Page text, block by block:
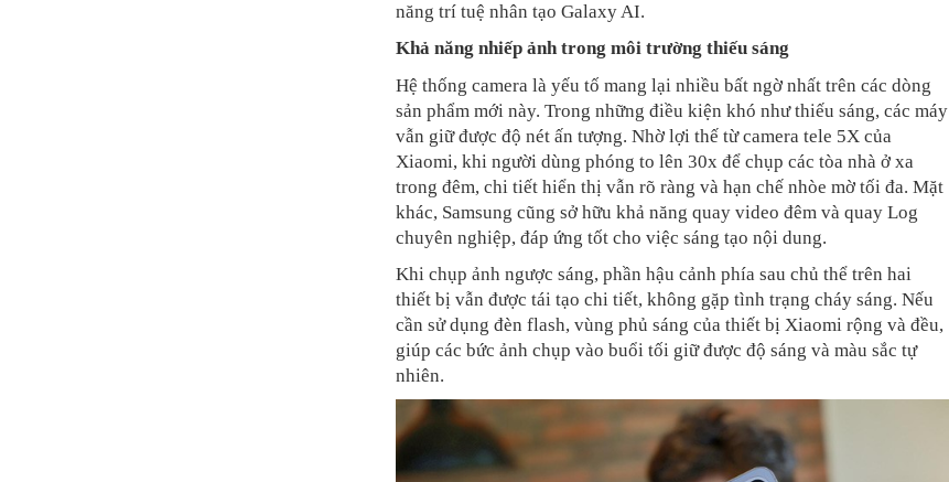
năng trí tuệ nhân tạo Galaxy AI.
Khả năng nhiếp ảnh trong môi trường thiếu sáng
Hệ thống camera là yếu tố mang lại nhiều bất ngờ nhất trên các dòng
sản phẩm mới này. Trong những điều kiện khó như thiếu sáng, các máy
vẫn giữ được độ nét ấn tượng. Nhờ lợi thế từ camera tele 5X của
Xiaomi, khi người dùng phóng to lên 30x để chụp các tòa nhà ở xa
trong đêm, chi tiết hiển thị vẫn rõ ràng và hạn chế nhòe mờ tối đa. Mặt
khác, Samsung cũng sở hữu khả năng quay video đêm và quay Log
chuyên nghiệp, đáp ứng tốt cho việc sáng tạo nội dung.
Khi chụp ảnh ngược sáng, phần hậu cảnh phía sau chủ thể trên hai
thiết bị vẫn được tái tạo chi tiết, không gặp tình trạng cháy sáng. Nếu
cần sử dụng đèn flash, vùng phủ sáng của thiết bị Xiaomi rộng và đều,
giúp các bức ảnh chụp vào buổi tối giữ được độ sáng và màu sắc tự
nhiên.